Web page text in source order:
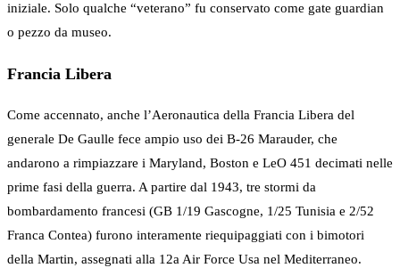
iniziale. Solo qualche “veterano” fu conservato come gate guardian
o pezzo da museo.
Francia Libera
Come accennato, anche l’Aeronautica della Francia Libera del
generale De Gaulle fece ampio uso dei B-26 Marauder, che
andarono a rimpiazzare i Maryland, Boston e LeO 451 decimati nelle
prime fasi della guerra. A partire dal 1943, tre stormi da
bombardamento francesi (GB 1/19 Gascogne, 1/25 Tunisia e 2/52
Franca Contea) furono interamente riequipaggiati con i bimotori
della Martin, assegnati alla 12a Air Force Usa nel Mediterraneo.